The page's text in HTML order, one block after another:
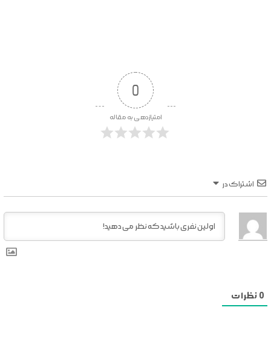
0
امتیازدهی به مقاله
اشتراک در
0 نظرات